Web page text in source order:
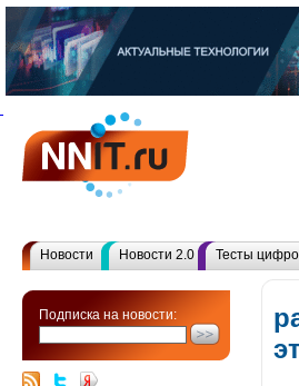
Новости Новости 2.0 Тесты
Подписка на новости: